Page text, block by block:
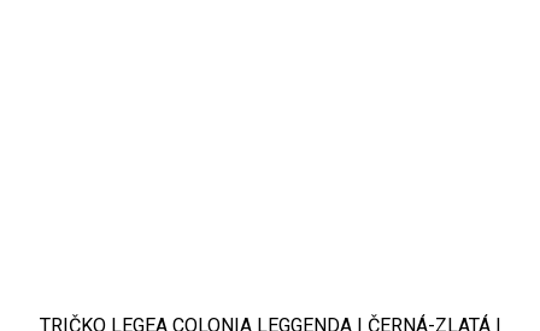
TRIČKO LEGEA COLONIA LEGGENDA | ČERNÁ-ZLATÁ |